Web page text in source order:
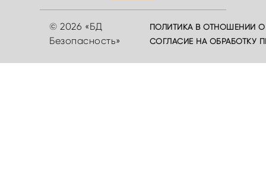
© 2026 «БД
Безопасность»
ПОЛИТИКА В ОТНОШЕНИИ
СОГЛАСИЕ НА ОБРАБОТКУ